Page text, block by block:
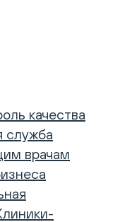
качества
служба
врачам